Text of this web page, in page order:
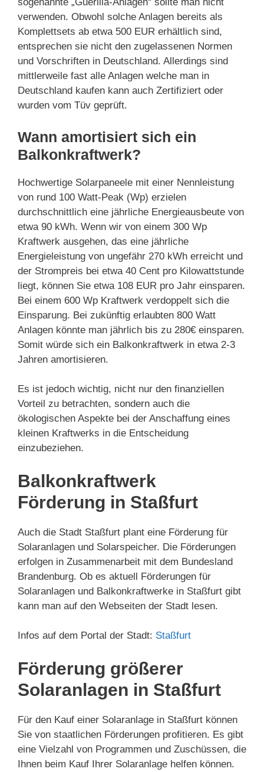
verwenden. Obwohl solche Anlagen bereits als
Komplettsets ab etwa 500 EUR erhältlich sind,
entsprechen sie nicht den zugelassenen Normen
und Vorschriften in Deutschland. Allerdings sind
mittlerweile fast alle Anlagen welche man in
Deutschland kaufen kann auch Zertifiziert oder
wurden vom Tüv geprüft.
Wann amortisiert sich ein
Balkonkraftwerk?
Hochwertige Solarpaneele mit einer Nennleistung
von rund 100 Watt-Peak (Wp) erzielen
durchschnittlich eine jährliche Energieausbeute von
etwa 90 kWh. Wenn wir von einem 300 Wp
Kraftwerk ausgehen, das eine jährliche
Energieleistung von ungefähr 270 kWh erreicht und
der Strompreis bei etwa 40 Cent pro Kilowattstunde
liegt, können Sie etwa 108 EUR pro Jahr einsparen.
Bei einem 600 Wp Kraftwerk verdoppelt sich die
Einsparung. Bei zukünftig erlaubten 800 Watt
Anlagen könnte man jährlich bis zu 280€ einsparen.
Somit würde sich ein Balkonkraftwerk in etwa 2-3
Jahren amortisieren.
Es ist jedoch wichtig, nicht nur den finanziellen
Vorteil zu betrachten, sondern auch die
ökologischen Aspekte bei der Anschaffung eines
kleinen Kraftwerks in die Entscheidung
einzubeziehen.
Balkonkraftwerk
Förderung in Staßfurt
Auch die Stadt Staßfurt plant eine Förderung für
Solaranlagen und Solarspeicher. Die Förderungen
erfolgen in Zusammenarbeit mit dem Bundesland
Brandenburg. Ob es aktuell Förderungen für
Solaranlagen und Balkonkraftwerke in Staßfurt gibt
kann man auf den Webseiten der Stadt lesen.
Infos auf dem Portal der Stadt: Staßfurt
Förderung größerer
Solaranlagen in Staßfurt
Für den Kauf einer Solaranlage in Staßfurt können
Sie von staatlichen Förderungen profitieren. Es gibt
eine Vielzahl von Programmen und Zuschüssen, die
Ihnen beim Kauf Ihrer Solaranlage helfen können.